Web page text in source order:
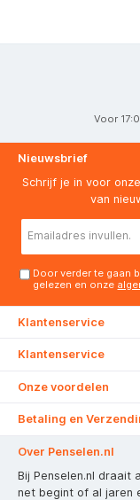
Voor
Nieuwsbrief
Schrijf je in voor
van
Door verder te gaan
gelezen en onze
Klantenservice
Klantenservice
Onze voordelen
Betaling en
Over Penselen.nl
Bij Penselen.nl draait
net begint of al jaren